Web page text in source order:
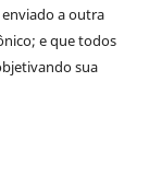
a outra
e que todos
sua